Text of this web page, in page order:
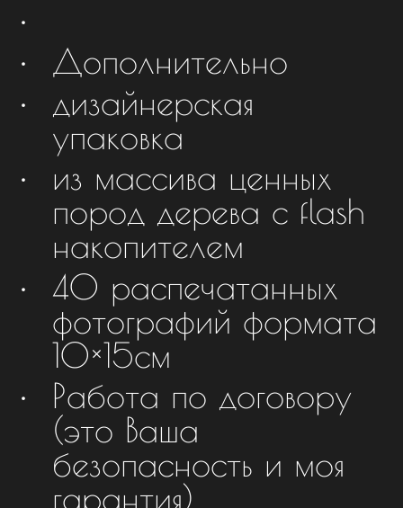
Дополнительно
дизайнерская
упаковка
из массива ценных
пород дерева с flash
накопителем
40 распечатанных
фотографий формата
10×15см
Работа по договору
(это Ваша
безопасность и моя
гарантия).